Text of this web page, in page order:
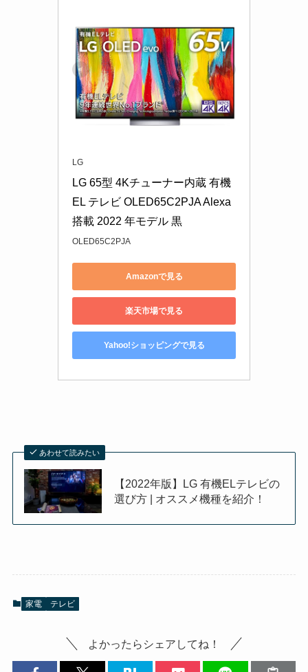
LG
LG 65型 4Kチューナー内蔵 有機
EL テレビ OLED65C2PJA Alexa
搭載 2022 年モデル 黒
OLED65C2PJA
Amazonで見る
楽天市場で見る
Yahoo!ショッピングで見る
あわせて読みたい
【2022年版】LG 有機ELテレビの
選び方 | オススメ機種を紹介！
家電 テレビ
よかったらシェアしてね！